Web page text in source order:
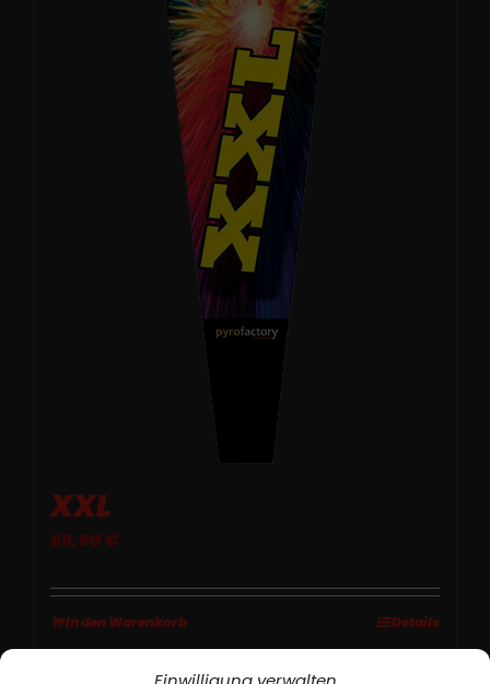
XXL
69,90€
In den Warenkorb Details